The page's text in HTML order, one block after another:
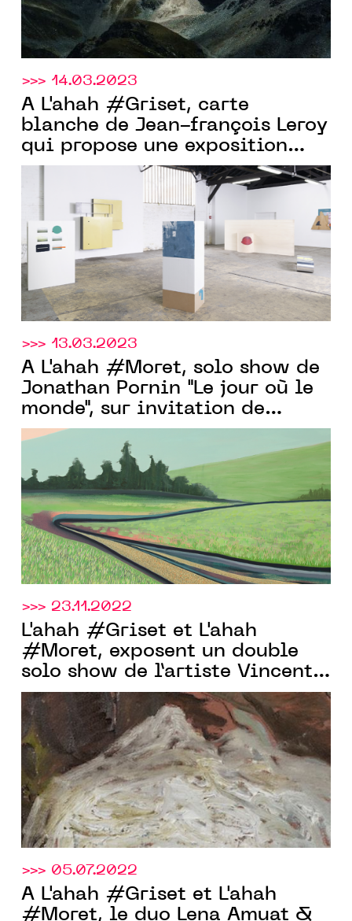
>>> 14.03.2023
À L'ahah #Griset, carte
blanche de Jean-françois Leroy
qui propose une exposition
collective... très personnelle,
du 22 avril au 24 juin 2023
>>> 13.03.2023
À L'ahah #Moret, solo show de
Jonathan Pornin "Le jour où le
monde", sur invitation de
Charlie Boisson, du 22.04 au
24.06.2023
>>> 23.11.2022
L'ahah #Griset et L'ahah
#Moret, exposent un double
solo show de l’artiste Vincent
Hawkins, du 21.01 au
25.03.2023
>>> 05.07.2022
À L'ahah #Griset et L'ahah
#Moret, le duo Lena Amuat &